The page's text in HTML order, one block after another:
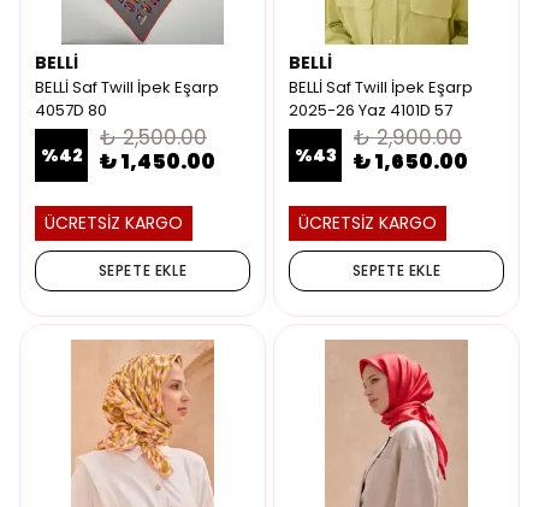
BELLİ
BELLİ Saf Twill İpek Eşarp
4057D 80
%42
₺ 2,500.00
₺ 1,450.00
ÜCRETSİZ KARGO
SEPETE EKLE
BELLİ
BELLİ Saf Twill İpek Eşarp
2025-26 Yaz 4101D 57
%43
₺ 2,900.00
₺ 1,650.00
ÜCRETSİZ KARGO
SEPETE EKLE